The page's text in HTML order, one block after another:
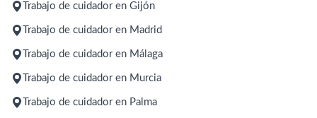
Trabajo de cuidador en Gijón
Trabajo de cuidador en Madrid
Trabajo de cuidador en Málaga
Trabajo de cuidador en Murcia
Trabajo de cuidador en Palma